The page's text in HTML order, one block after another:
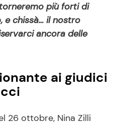
più forti di
e chissà… il nostro
ancora delle
ai giudici
26 ottobre, Nina Zilli